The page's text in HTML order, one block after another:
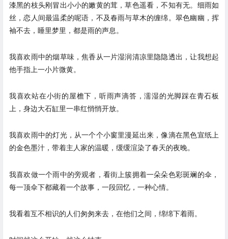
漆黑的枝头刚冒出小小的嫩黄的茸，草色遥看，不知有无。细雨如
丝，恋人间最温柔的呢语，不及春雨与草木的缠绵。翠色幽幽，挥
袖不去，睡里梦里，都是雨的声息。
我喜欢雨中的烟草味，焦香从一片湿润清凉里隐隐透出，让我想起
他手指上一小片微黄。
我喜欢站在小街的屋檐下，听雨声滴答，濡湿的光脚踩在青石板
上，身边大石缸里一串红悄悄开放。
我喜欢雨中的灯光，从一个个小窗里漫延出来，像滴在黑色宣纸上
的金色墨汁，带着主人家的温暖，缓缓渲染了春天的夜晚。
我喜欢做一个雨中的旁观者，看街上簇拥着一朵朵色彩斑斓的伞，
每一顶伞下都藏着一个故事，一段回忆，一种心情。
我看着互不相识的人们匆匆来去，在他们之间，绵绵下着雨。